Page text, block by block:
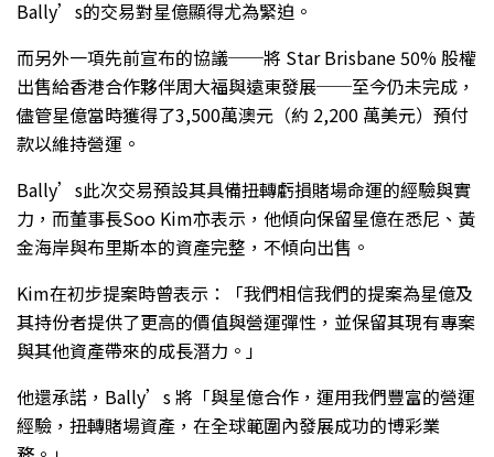
Bally’s的交易對星億顯得尤為緊迫。
而另外一項先前宣布的協議──將 Star Brisbane 50% 股權
出售給香港合作夥伴周大福與遠東發展──至今仍未完成，
儘管星億當時獲得了3,500萬澳元（約 2,200 萬美元）預付
款以維持營運。
Bally’s此次交易預設其具備扭轉虧損賭場命運的經驗與實
力，而董事長Soo Kim亦表示，他傾向保留星億在悉尼、黃
金海岸與布里斯本的資產完整，不傾向出售。
Kim在初步提案時曾表示：「我們相信我們的提案為星億及
其持份者提供了更高的價值與營運彈性，並保留其現有專案
與其他資產帶來的成長潛力。」
他還承諾，Bally’s 將「與星億合作，運用我們豐富的營運
經驗，扭轉賭場資產，在全球範圍內發展成功的博彩業